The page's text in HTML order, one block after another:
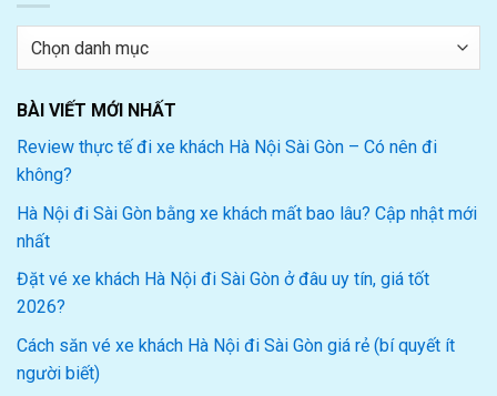
Danh
BÀI VIẾT MỚI NHẤT
Review thực tế đi xe khách Hà Nội Sài Gòn – Có nên đi
không?
Hà Nội đi Sài Gòn bằng xe khách mất bao lâu? Cập nhật mới
nhất
Đặt vé xe khách Hà Nội đi Sài Gòn ở đâu uy tín, giá tốt
2026?
Cách săn vé xe khách Hà Nội đi Sài Gòn giá rẻ (bí quyết ít
người biết)